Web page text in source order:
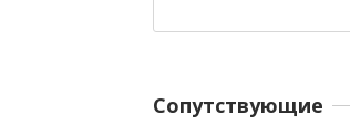
Cопутствующие